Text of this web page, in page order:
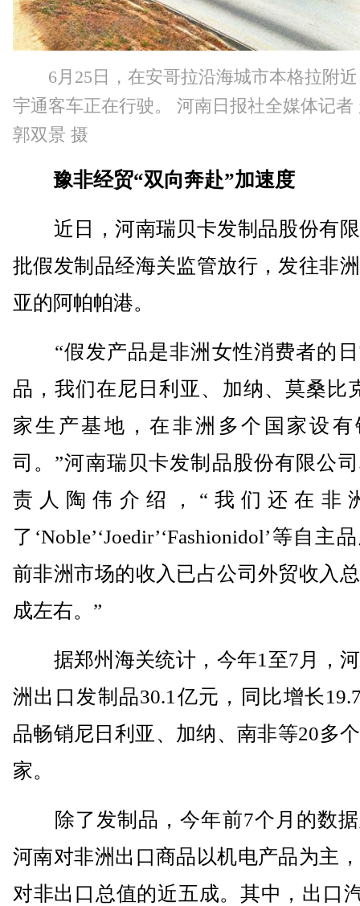
6月25日，在安哥拉沿海城市本格拉附
宇通客车正在行驶。 河南日报社全媒体记者
郭双景 摄
豫非经贸“双向奔赴”加速度
近日，河南瑞贝卡发制品股份有
批假发制品经海关监管放行，发往非
亚的阿帕帕港。
“假发产品是非洲女性消费者的日
品，我们在尼日利亚、加纳、莫桑比
家生产基地，在非洲多个国家设有
司。”河南瑞贝卡发制品股份有限公
责人陶伟介绍，“我们还在非
了‘Noble’‘Joedir’‘Fashionidol’等自主
前非洲市场的收入已占公司外贸收入
成左右。”
据郑州海关统计，今年1至7月，
洲出口发制品30.1亿元，同比增长
品畅销尼日利亚、加纳、南非等20多
家。
除了发制品，今年前7个月的数据
河南对非洲出口商品以机电产品为主
对非出口总值的近五成。其中，出口